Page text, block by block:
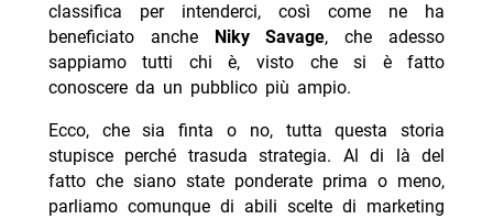
classifica per intenderci, così come ne ha
beneficiato anche
Niky Savage, che adesso
sappiamo tutti chi è, visto che si è fatto
conoscere da un pubblico più ampio.
Ecco, che sia finta o no, tutta questa storia
stupisce perché trasuda strategia. Al di là del
fatto che siano state ponderate prima o meno,
parliamo comunque di abili scelte di marketing